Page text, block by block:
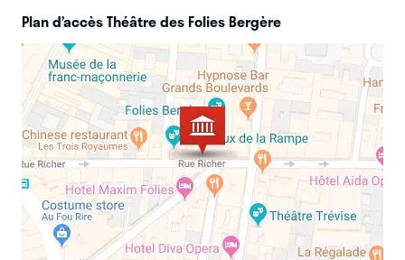
Plan d’accès Théâtre des Folies Bergère